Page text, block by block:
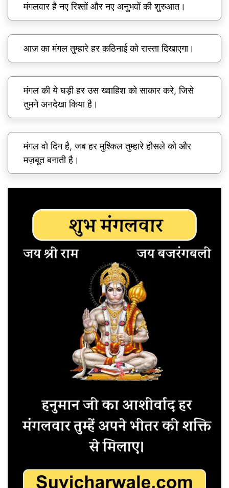
मंगलवार है नए रिश्तों और नए अनुभवों की शुरुआत।
आज का मंगल तुम्हारे हर कठिनाई को रास्ता दिखाएगा।
मंगल की ये घड़ी हर उस ख्वाहिश को साकार करे, जिसे
तुमने अनदेखा किया है।
मंगल वो दिन है, जब हर मुश्किल तुम्हारे हौसले को और
मज़बूत बनाती है।